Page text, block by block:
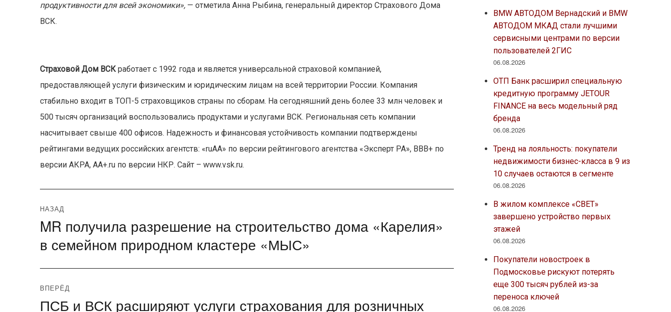
продуктивности для всей экономики», — отметила Анна Рыбина, генеральный директор Страхового Дома
ВСК.
Страховой Дом ВСКработает с 1992 года и является универсальной страховой компанией,
предоставляющей услуги физическим и юридическим лицам на всей территории России. Компания
стабильно входит в ТОП-5 страховщиков страны по сборам. На сегодняшний день более 33 млн человек и
500 тысяч организаций воспользовались продуктами и услугами ВСК. Региональная сеть компании
насчитывает свыше 400 офисов. Надежность и финансовая устойчивость компании подтверждены
рейтингами ведущих российских агентств: «ruAA» по версии рейтингового агентства «Эксперт РА», BBB+ по
версии АКРА, АА+.ru по версии НКР. Сайт – www.vsk.ru.
Навигация
по
записям
НАЗАД
Предыдущая
MR получила разрешение на строительство дома «Карелия»
в семейном природном кластере «МЫС»
ВПЕРЁД
Следующая
ПСБ и ВСК расширяют услуги страхования для розничных
BMW АВТОДОМ Вернадский и BMW
АВТОДОМ МКАД стали лучшими
сервисными центрами по версии
пользователей 2ГИС
06.08.2026
ОТП Банк расширил специальную
кредитную программу JETOUR
FINANCE на весь модельный ряд
бренда
06.08.2026
Тренд на лояльность: покупатели
недвижимости бизнес-класса в 9 из
10 случаев остаются в сегменте
06.08.2026
В жилом комплексе «СВЕТ»
завершено устройство первых
этажей
06.08.2026
Покупатели новостроек в
Подмосковье рискуют потерять
еще 300 тысяч рублей из-за
переноса ключей
06.08.2026